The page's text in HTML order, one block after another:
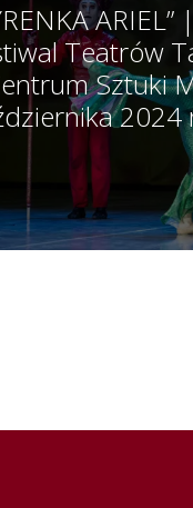
Teatrów
Sztuki
2024